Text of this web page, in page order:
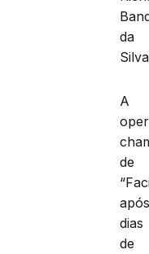
da
A
de
dias
de